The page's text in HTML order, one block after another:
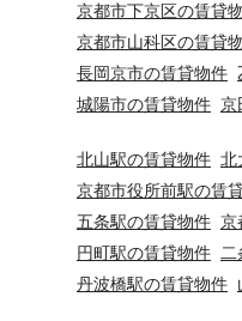
京都市下京区の賃貸
京都市山科区の賃貸
長岡京市の賃貸物件
城陽市の賃貸物件 京
北山駅の賃貸物件 北
京都市役所前駅の賃
五条駅の賃貸物件 京
円町駅の賃貸物件
丹波橋駅の賃貸物件